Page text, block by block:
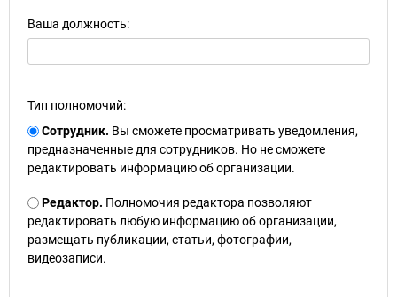
Ваша должность:
Тип полномочий:
Сотрудник. Вы сможете просматривать уведомления,
предназначенные для сотрудников. Но не сможете
редактировать информацию об организации.
Редактор. Полномочия редактора позволяют
редактировать любую информацию об организации,
размещать публикации, статьи, фотографии,
видеозаписи.